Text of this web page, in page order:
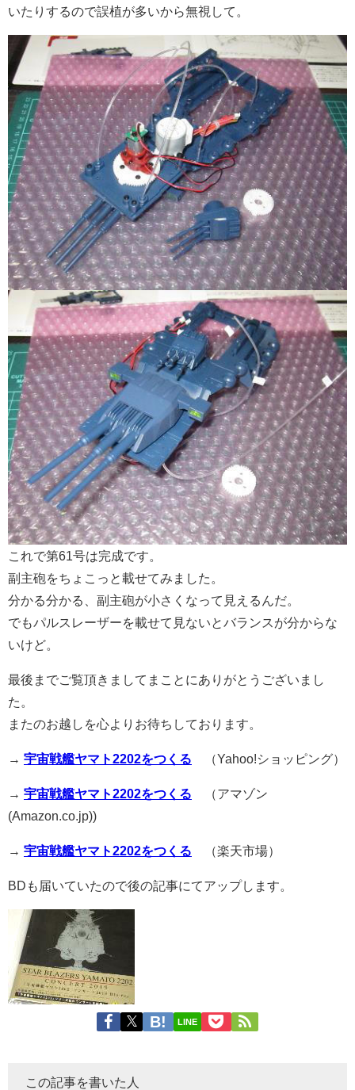
いたりするので誤植が多いから無視して。
これで第61号は完成です。
副主砲をちょこっと載せてみました。
分かる分かる、副主砲が小さくなって見えるんだ。
でもパルスレーザーを載せて見ないとバランスが分からな
いけど。
最後までご覧頂きましてまことにありがとうございまし
た。
またのお越しを心よりお待ちしております。
→ 宇宙戦艦ヤマト2202をつくる （Yahoo!ショッピング）
→ 宇宙戦艦ヤマト2202をつくる （アマゾン
(Amazon.co.jp))
→ 宇宙戦艦ヤマト2202をつくる （楽天市場）
BDも届いていたので後の記事にてアップします。
LINE
この記事を書いた人